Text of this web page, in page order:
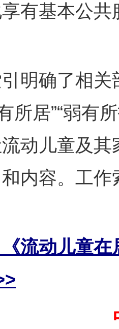
有基本公
确了相关部
所居”“弱有
动儿童及
内容。工
流动儿童